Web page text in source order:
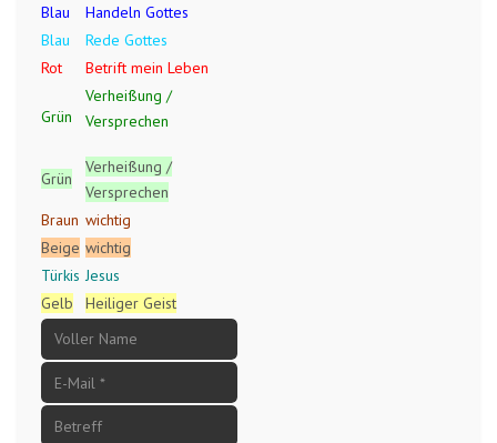
Blau
Handeln Gottes
Blau
Rede Gottes
Rot
Betrift mein Leben
Grün
Verheißung /
Versprechen
Grün
Verheißung /
Versprechen
Braun wichtig
Beige wichtig
Türkis Jesus
Gelb
Heiliger Geist